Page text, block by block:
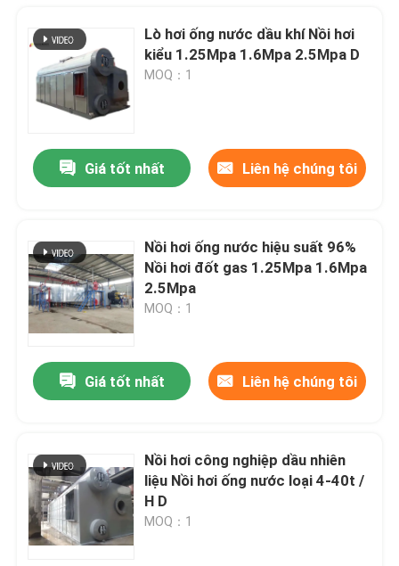
Các sản phẩm
Video
Lò hơi ống nước dầu khí Nồi hơi
kiểu 1.25Mpa 1.6Mpa 2.5Mpa D
MOQ：1
Giá tốt nhất Liên hệ chúng tôi
Nồi hơi ống nước hiệu suất 96%
Nồi hơi đốt gas 1.25Mpa 1.6Mpa
2.5Mpa
MOQ：1
Giá tốt nhất Liên hệ chúng tôi
Nồi hơi công nghiệp dầu nhiên
liệu Nồi hơi ống nước loại 4-40t /
H D
MOQ：1